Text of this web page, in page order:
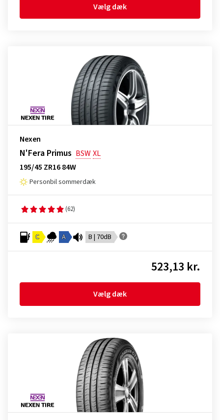
Vælg dæk
Nexen
N'Fera Primus BSWXL
195/45 ZR16 84W
Personbil sommerdæk
(62)
C A B | 70dB
523,13 kr.
Vælg dæk